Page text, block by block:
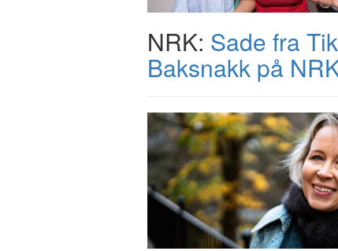
NRK: Sade fra
Baksnakk på